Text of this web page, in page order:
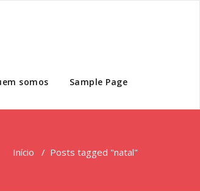
somos Sample Page
Início / Posts tagged "natal"